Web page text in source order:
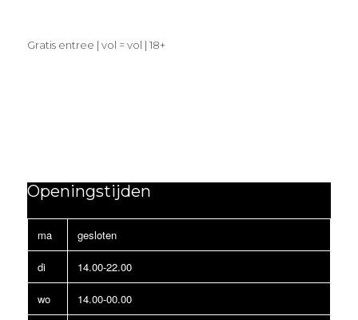
Gratis entree | vol = vol | 18+
Openingstijden
ma gesloten
di 14.00-22.00
wo 14.00-00.00